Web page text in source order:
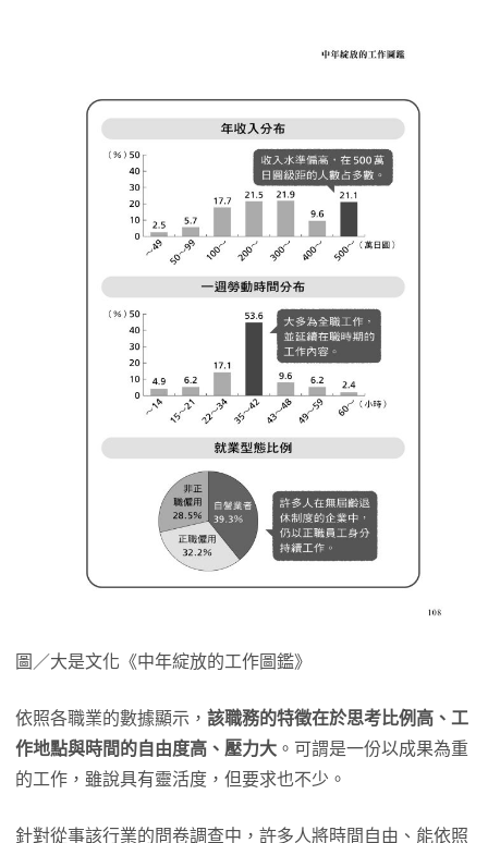
圖／大是文化《中年綻放的工作圖鑑》
依照各職業的數據顯示， 該職務的特徵在於思考比例高、工
作地點與時間的自由度高、壓力大 。可謂是一份以成果為重
的工作，雖說具有靈活度，但要求也不少。
針對從事該行業的問卷調查中，許多人將時間自由、能依照